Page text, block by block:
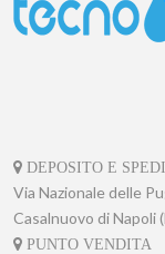
DEPOSITO E
Via Nazionale delle
Casalnuovo di Napoli
PUNTO VENDITA